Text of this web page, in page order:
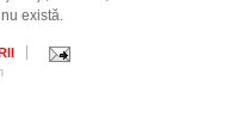
există.